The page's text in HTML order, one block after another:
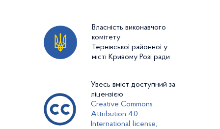
Власність виконавчого
комітету
Тернівської районної у
місті Кривому Розі ради
Увесь вміст доступний за
ліцензією
Creative Commons
Attribution 4.0
International license,